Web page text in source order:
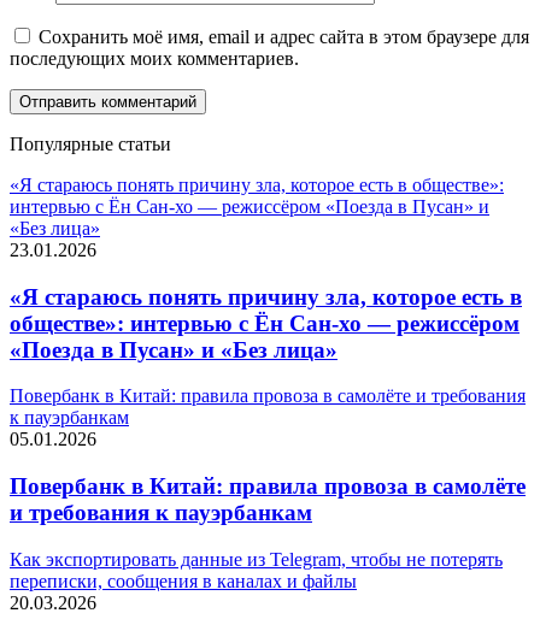
Сохранить моё имя, email и адрес сайта в этом браузере для
последующих моих комментариев.
Популярные статьи
«Я стараюсь понять причину зла, которое есть в обществе»:
интервью с Ён Сан-хо — режиссёром «Поезда в Пусан» и
«Без лица»
23.01.2026
«Я стараюсь понять причину зла, которое есть в
обществе»: интервью с Ён Сан-хо — режиссёром
«Поезда в Пусан» и «Без лица»
Повербанк в Китай: правила провоза в самолёте и требования
к пауэрбанкам
05.01.2026
Повербанк в Китай: правила провоза в самолёте
и требования к пауэрбанкам
Как экспортировать данные из Telegram, чтобы не потерять
переписки, сообщения в каналах и файлы
20.03.2026